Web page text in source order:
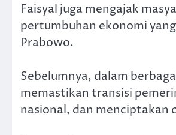
Faisyal juga mengajak
pertumbuhan ekonomi
Prabowo.
Sebelumnya, dalam
memastikan transisi
nasional, dan menciptakan